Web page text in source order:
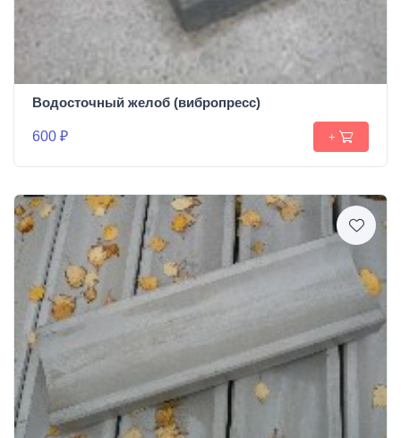
Водосточный желоб (вибропресс)
600 ₽ +